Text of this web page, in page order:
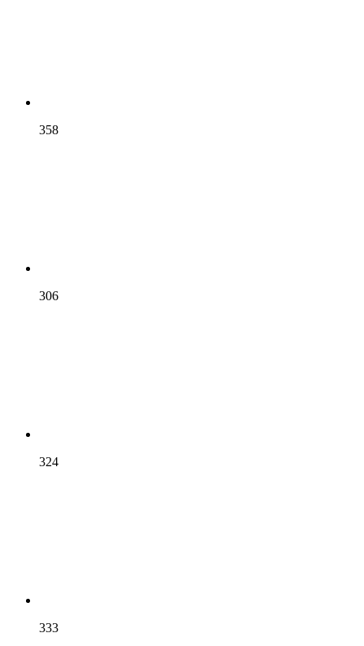
358
306
324
333